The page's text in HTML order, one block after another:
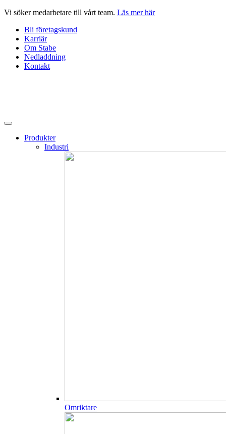
Hoppa
innehåll
Vi söker medarbetare till vårt team. Läs mer här
Bli företagskund
Karriär
Om Stabe
Nedladdning
Kontakt
Produkter
Industri
Omriktare